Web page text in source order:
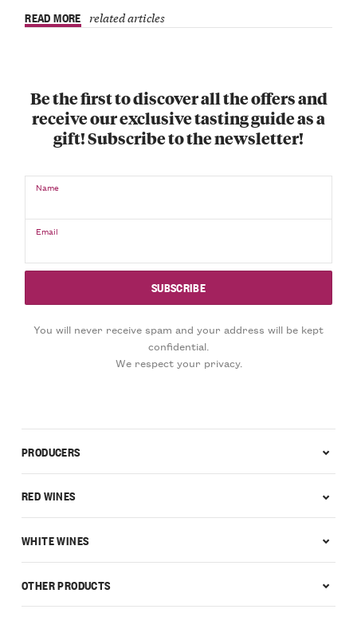
READ MORE related articles
Be the first to discover all the offers and
receive our exclusive tasting guide as a
gift! Subscribe to the newsletter!
Name
Email
You will never receive spam and your address will be kept
confidential.
We respect your privacy.
PRODUCERS
RED WINES
WHITE WINES
OTHER PRODUCTS